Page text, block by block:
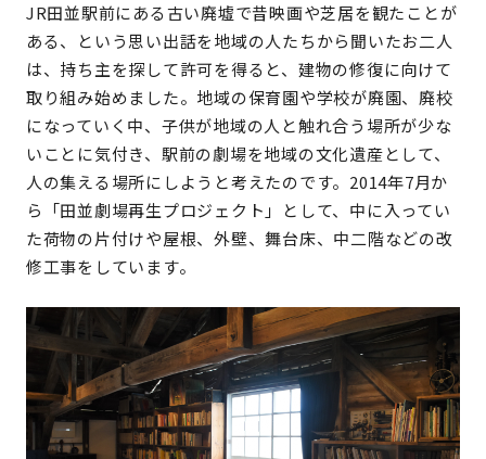
JR田並駅前にある古い廃墟で昔映画や芝居を観たことが
ある、という思い出話を地域の人たちから聞いたお二人
は、持ち主を探して許可を得ると、建物の修復に向けて
取り組み始めました。地域の保育園や学校が廃園、廃校
になっていく中、子供が地域の人と触れ合う場所が少な
いことに気付き、駅前の劇場を地域の文化遺産として、
人の集える場所にしようと考えたのです。2014年7月か
ら「田並劇場再生プロジェクト」として、中に入ってい
た荷物の片付けや屋根、外壁、舞台床、中二階などの改
修工事をしています。